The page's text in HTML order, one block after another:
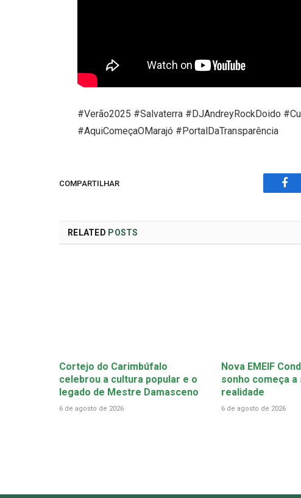
#Verão2025 #Salvaterra #DJAndreyRockDoido
#AquiComeçaOMarajó #PortalDaTransparência
COMPARTILHAR
RELATED POSTS
Cortejo do Carimbúfalo
celebrou a cultura popular e o
legado de Mestre Damasceno
6 de agosto de 2026
Nova EMEIF
sonho começa
realidade
6 de agosto de 2026